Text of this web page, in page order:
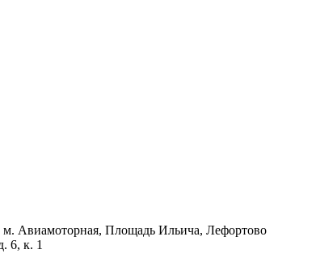
м. Авиамоторная, Площадь Ильича, Лефортово
6, к. 1